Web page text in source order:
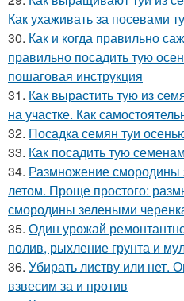
Как ухаживать за посевами
30. Как и когда правильно
правильно посадить тую
пошаговая инструкция
31. Как вырастить тую из
на участке. Как
32. Посадка семян туи
33. Как посадить тую
34. Размножение смородины
летом. Проще простого:
смородины зелеными
35. Один урожай
полив, рыхление грунта и
36. Убирать листву или нет.
взвесим за и против